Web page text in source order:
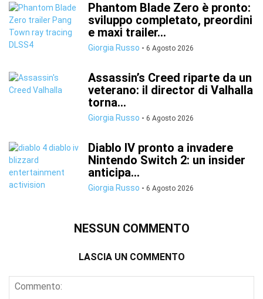
Phantom Blade Zero è pronto:
sviluppo completato, preordini
e maxi trailer...
Giorgia Russo - 6 Agosto 2026
Assassin’s Creed riparte da un
veterano: il director di Valhalla
torna...
Giorgia Russo - 6 Agosto 2026
Diablo IV pronto a invadere
Nintendo Switch 2: un insider
anticipa...
Giorgia Russo - 6 Agosto 2026
NESSUN COMMENTO
LASCIA UN COMMENTO